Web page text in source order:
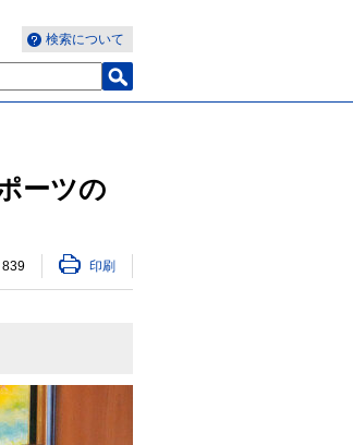
検索について
ーツの
839 印刷